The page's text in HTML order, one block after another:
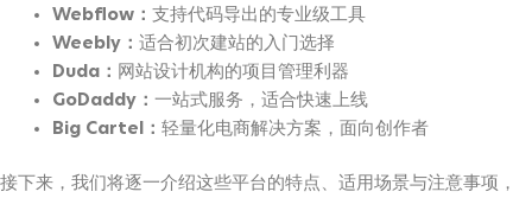
Webflow： 支持代码导出的专业级工具
Weebly： 适合初次建站的入门选择
Duda： 网站设计机构的项目管理利器
GoDaddy： 一站式服务，适合快速上线
Big Cartel： 轻量化电商解决方案，面向创作者
接下来，我们将逐一介绍这些平台的特点、适用场景与注意事项，